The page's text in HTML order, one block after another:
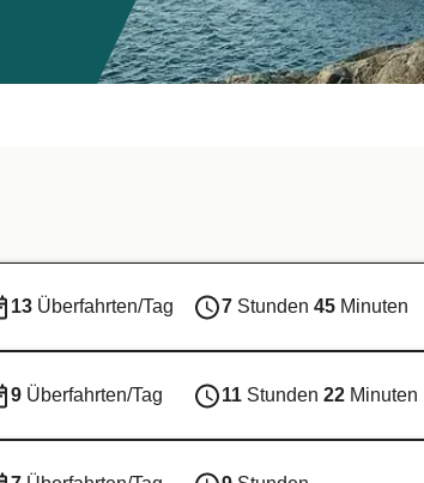
13Überfahrten/Tag 7 Stunden45 Minuten
9Überfahrten/Tag 11 Stunden22 Minuten